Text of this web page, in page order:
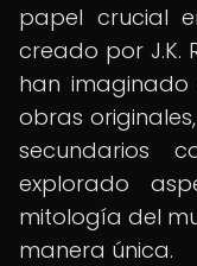
papel crucial
creado por J.K.
han imaginado
obras
secundarios
explorado
mitología del
manera única.